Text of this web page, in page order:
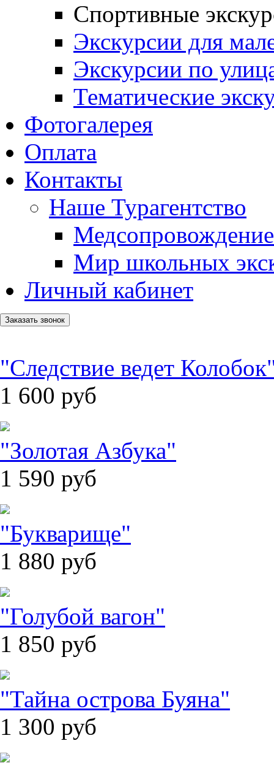
Спортивные
Экскурсии для
Экскурсии по
Тематические
Фотогалерея
Оплата
Контакты
Наше Турагентство
Медсопровождение
Мир школьных
Личный кабинет
Заказать звонок
"Следствие ведет
1 600 руб
"Золотая Азбука"
1 590 руб
"Букварище"
1 880 руб
"Голубой вагон"
1 850 руб
"Тайна острова Буяна"
1 300 руб